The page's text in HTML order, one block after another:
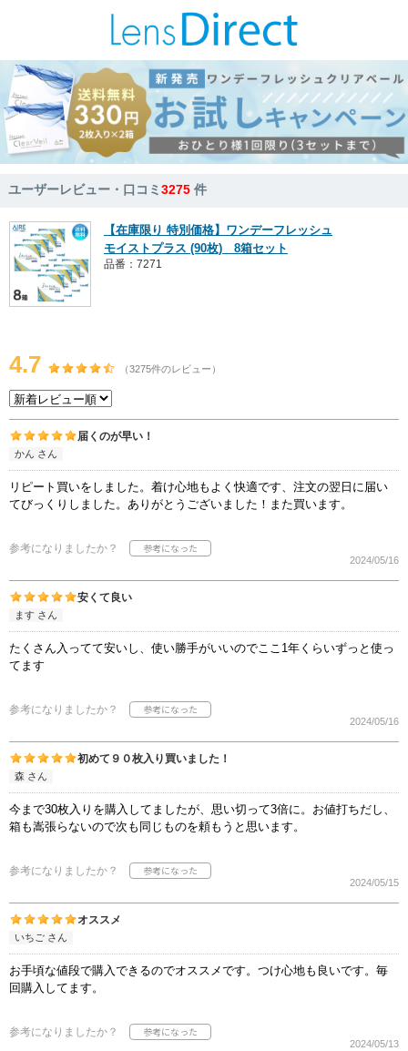
ユーザーレビュー・口コミ3275 件
【在庫限り 特別価格】ワンデーフレッシュ
モイストプラス (90枚) 8箱セット
品番：7271
4.7 （3275件のレビュー）
届くのが早い！
かん さん
リピート買いをしました。着け心地もよく快適です、注文の翌日に届い
てびっくりしました。ありがとうございました！また買います。
参考になりましたか？
2024/05/16
安くて良い
ます さん
たくさん入ってて安いし、使い勝手がいいのでここ1年くらいずっと使っ
てます
参考になりましたか？
2024/05/16
初めて９０枚入り買いました！
森 さん
今まで30枚入りを購入してましたが、思い切って3倍に。お値打ちだし、
箱も嵩張らないので次も同じものを頼もうと思います。
参考になりましたか？
2024/05/15
オススメ
いちご さん
お手頃な値段で購入できるのでオススメです。つけ心地も良いです。毎
回購入してます。
参考になりましたか？
2024/05/13